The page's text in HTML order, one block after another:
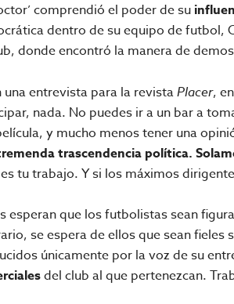
comprendió el poder de su
dentro de su equipo de futbol,
donde encontró la manera de
una entrevista para la revistaPlacer,
nada. No puedes ir a un bar a
y mucho menos tener una
trascendencia política.
tu trabajo. Y si los máximos
esperan que los futbolistas sean
se espera de ellos que sean
únicamente por la voz de su
del club al que pertenezcan.